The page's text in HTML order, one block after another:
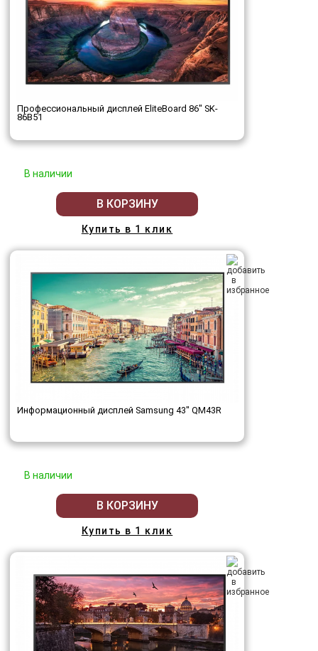
Профессиональный дисплей EliteBoard 86" SK-
86B51
В наличии
В КОРЗИНУ
Купить в 1 клик
Информационный дисплей Samsung 43" QM43R
В наличии
В КОРЗИНУ
Купить в 1 клик